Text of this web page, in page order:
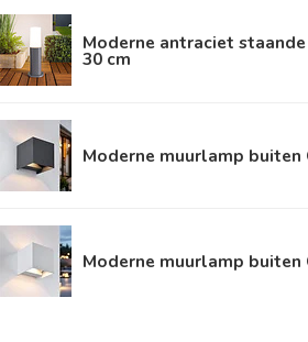
Moderne antraciet
30 cm
Moderne muurlamp
Moderne muurlamp